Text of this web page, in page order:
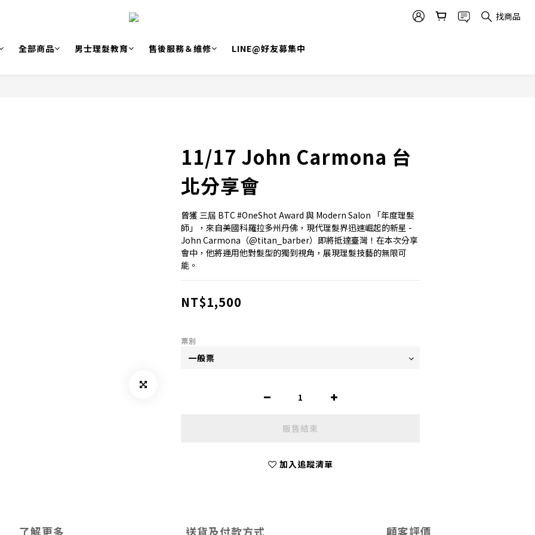
找商品
全部商品 男士理髮教育 售後服務＆維修 LINE@好友募集中
11/17 John Carmona 台
北分享會
曾獲 三屆 BTC #OneShot Award 與 Modern Salon 「年度理髮
師」，來自美國科羅拉多州丹佛，現代理髮界迅速崛起的新星 -
John Carmona（@titan_barber）即將抵達臺灣！在本次分享
會中，他將運用他對髮型的獨到視角，展現理髮技藝的無限可
能。
NT$1,500
票別
販售結束
加入追蹤清單
了解更多 送貨及付款方式 顧客評價